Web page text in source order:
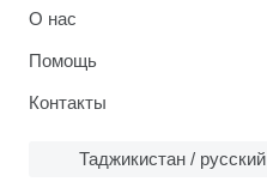
О нас
Помощь
Контакты
Таджикистан / русский